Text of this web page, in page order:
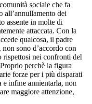
sociale che fa
all’annullamento dei
assente in molte di
attaccata. Con la
qualcosa, il padre
sono d’accordo con
rispettosi nei confronti del
perchè la figura
forze per i più disparati
infine annientarla, non
maggiore attenzione,